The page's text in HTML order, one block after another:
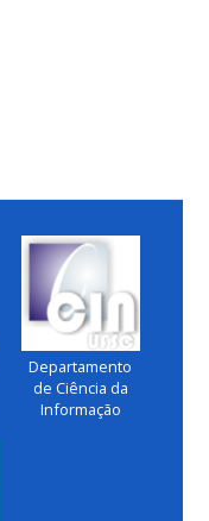
Departamento
de Ciência da
Informação